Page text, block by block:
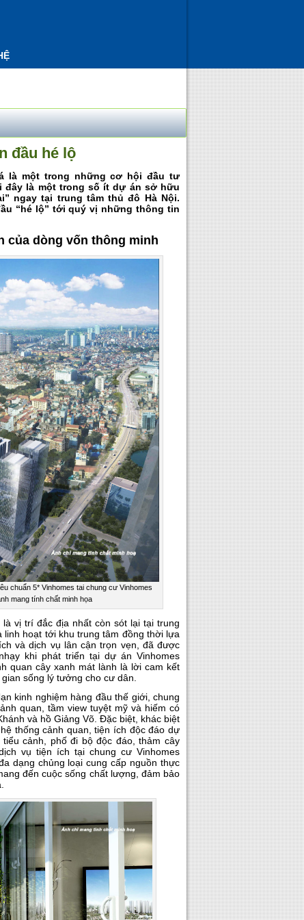
đầu hé lộ
là một trong những cơ hội đầu tư
đây là một trong số ít dự án sở hữu
ngay tại trung tâm thủ đô Hà Nội.
“hé lộ” tới quý vị những thông tin
của dòng vốn thông minh
chuẩn 5* Vinhomes tai chung cư Vinhomes
mang tính chất minh họa
vị trí đắc địa nhất còn sót lại tại trung
linh hoạt tới khu trung tâm đồng thời lựa
và dịch vụ lân cận trọn vẹn, đã được
khi phát triển tại dự án Vinhomes
quan cây xanh mát lành là lời cam kết
sống lý tưởng cho cư dân.
kinh nghiệm hàng đầu thế giới, chung
quan, tầm view tuyệt mỹ và hiếm có
và hồ Giảng Võ. Đặc biệt, khác biệt
thống cảnh quan, tiện ích độc đáo dự
cảnh, phố đi bộ độc đáo, thảm cây
vụ tiện ích tại chung cư Vinhomes
dạng chủng loại cung cấp nguồn thực
đến cuộc sống chất lượng, đảm bảo